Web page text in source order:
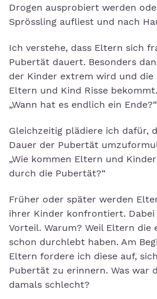
Drogen ausprobiert werden
Sprössling aufliest und nach
Ich verstehe, dass Eltern sich
Pubertät dauert. Besonders
der Kinder extrem wird und die
Eltern und Kind Risse
„Wann hat es endlich ein Ende?“
Gleichzeitig plädiere ich dafür,
Dauer der Pubertät
„Wie kommen Eltern und
durch die Pubertät?“
Früher oder später werden
ihrer Kinder konfrontiert.
Vorteil. Warum? Weil Eltern die
schon durchlebt haben. Am
Eltern fordere ich diese auf,
Pubertät zu erinnern. Was war
damals schlecht?